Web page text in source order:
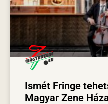
Ismét Fringe
Magyar Zene Háza